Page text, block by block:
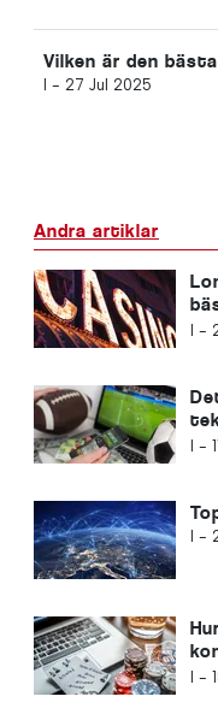
Vilken är den
I - 27 Jul 2025
Andra artiklar
I -
för
I -
I -
I -